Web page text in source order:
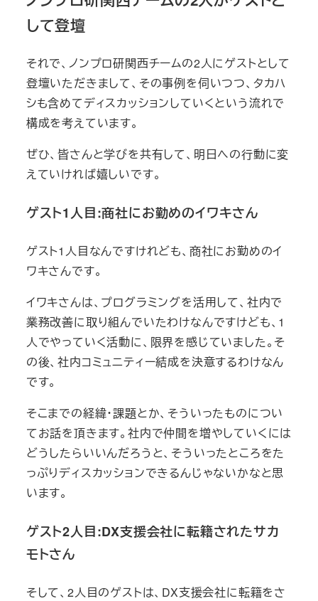
して登壇
それで、ノンプロ研関西チームの2人にゲストとして
登壇いただきまして、その事例を伺いつつ、タカハ
シも含めてディスカッションしていくという流れで
構成を考えています。
ぜひ、皆さんと学びを共有して、明日への行動に変
えていければ嬉しいです。
ゲスト1人目:商社にお勤めのイワキさん
ゲスト1人目なんですけれども、商社にお勤めのイ
ワキさんです。
イワキさんは、プログラミングを活用して、社内で
業務改善に取り組んでいたわけなんですけども、1
人でやっていく活動に、限界を感じていました。そ
の後、社内コミュニティー結成を決意するわけなん
です。
そこまでの経緯・課題とか、そういったものについ
てお話を頂きます。社内で仲間を増やしていくには
どうしたらいいんだろうと、そういったところをた
っぷりディスカッションできるんじゃないかなと思
います。
ゲスト2人目:DX支援会社に転籍されたサカ
モトさん
そして、2人目のゲストは、DX支援会社に転籍をさ